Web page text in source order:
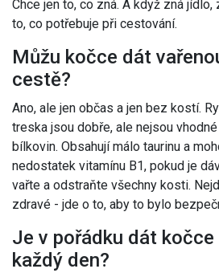
Chce jen to, co zná. A když zná
to, co potřebuje při cestování.
Můžu kočce dát
cestě?
Ano, ale jen občas a jen bez kostí.
treska jsou dobře, ale nejsou
bílkovin. Obsahují málo taurinu a
nedostatek vitamínu B1, pokud je
vařte a odstraňte všechny kosti.
zdravé - jde o to, aby to bylo
Je v pořádku dát
každý den?